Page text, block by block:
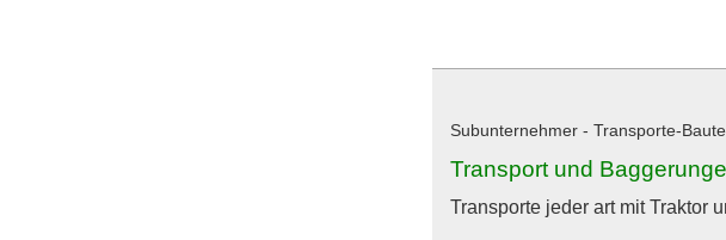
Subunternehmer - Transporte-
Transport und
Transporte jeder art mit Traktor